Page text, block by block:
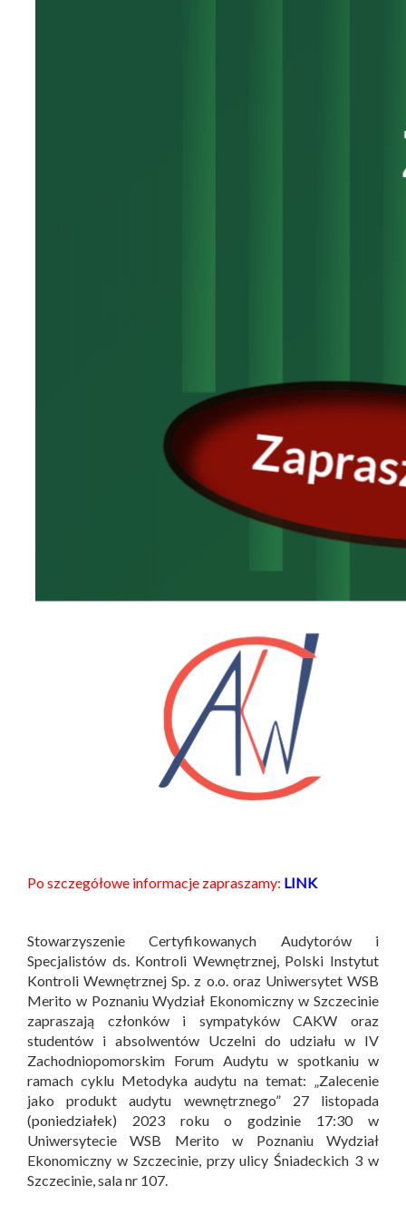
Po szczegółowe informacje zapraszamy: LINK
Stowarzyszenie Certyfikowanych Audytorów i
Specjalistów ds. Kontroli Wewnętrznej, Polski Instytut
Kontroli Wewnętrznej Sp. z o.o. oraz Uniwersytet WSB
Merito w Poznaniu Wydział Ekonomiczny w Szczecinie
zapraszają członków i sympatyków CAKW oraz
studentów i absolwentów Uczelni do udziału w IV
Zachodniopomorskim Forum Audytu w spotkaniu w
ramach cyklu Metodyka audytu na temat: „Zalecenie
jako produkt audytu wewnętrznego” 27 listopada
(poniedziałek) 2023 roku o godzinie 17:30 w
Uniwersytecie WSB Merito w Poznaniu Wydział
Ekonomiczny w Szczecinie, przy ulicy Śniadeckich 3 w
Szczecinie, sala nr 107.